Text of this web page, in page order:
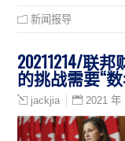
新闻报导
20211214/联
的挑战需要“
jackjia 2021 年